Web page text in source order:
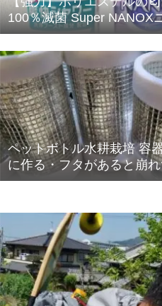
100％滅菌 Super NANOX
+ブライトSTRONG爽快
璧
ペットボトル水耕栽培 容
に作る・フタがあると崩